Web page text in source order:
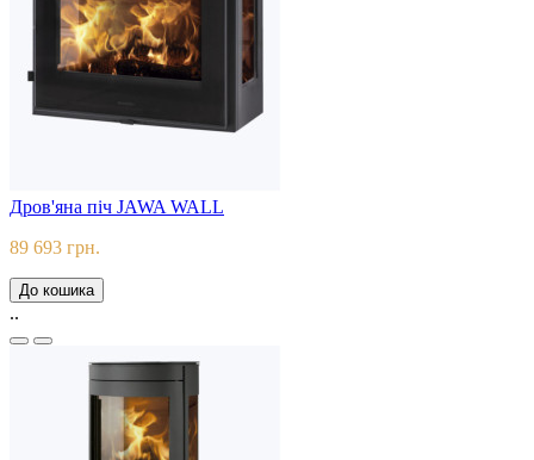
Дров'яна піч JAWA WALL
89 693 грн.
До кошика
..